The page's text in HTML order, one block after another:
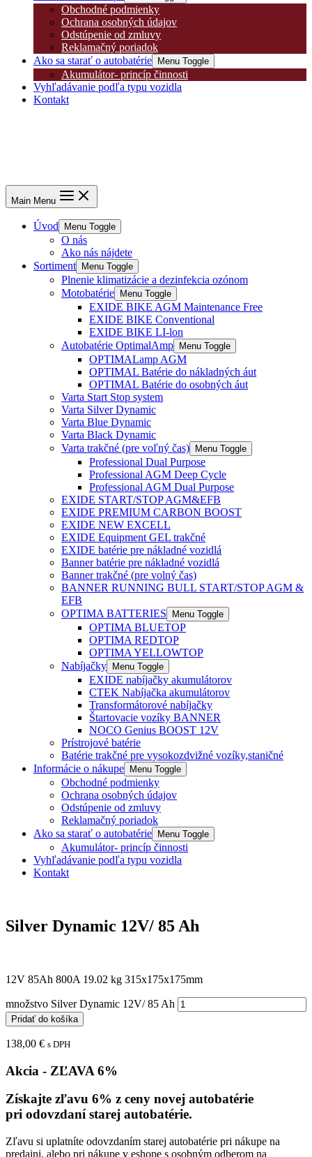
Obchodné podmienky
Ochrana osobných údajov
Odstúpenie od zmluvy
Reklamačný poriadok
Ako sa starať o autobatérie
Menu Toggle
Akumulátor- princíp činnosti
Vyhľadávanie podľa typu vozidla
Kontakt
Main Menu
Úvod Menu Toggle
O nás
Ako nás nájdete
Sortiment
Menu Toggle
Plnenie klimatizácie a dezinfekcia ozónom
Motobatérie
Menu Toggle
EXIDE BIKE AGM Maintenance Free
EXIDE BIKE Conventional
EXIDE BIKE LI-lon
Autobatérie OptimalAmp
Menu Toggle
OPTIMALamp AGM
OPTIMAL Batérie do nákladných áut
OPTIMAL Batérie do osobných áut
Varta Start Stop system
Varta Silver Dynamic
Varta Blue Dynamic
Varta Black Dynamic
Varta trakčné (pre voľný čas)
Menu Toggle
Professional Dual Purpose
Professional AGM Deep Cycle
Professional AGM Dual Purpose
EXIDE START/STOP AGM&EFB
EXIDE PREMIUM CARBON BOOST
EXIDE NEW EXCELL
EXIDE Equipment GEL trakčné
EXIDE batérie pre nákladné vozidlá
Banner batérie pre nákladné vozidlá
Banner trakčné (pre volný čas)
BANNER RUNNING BULL START/STOP AGM &
EFB
OPTIMA BATTERIES
Menu Toggle
OPTIMA BLUETOP
OPTIMA REDTOP
OPTIMA YELLOWTOP
Nabíjačky
Menu Toggle
EXIDE nabíjačky akumulátorov
CTEK Nabíjačka akumulátorov
Transformátorové nabíjačky
Štartovacie vozíky BANNER
NOCO Genius BOOST 12V
Prístrojové batérie
Batérie trakčné pre vysokozdvižné vozíky,staničné
Informácie o nákupe
Menu Toggle
Obchodné podmienky
Ochrana osobných údajov
Odstúpenie od zmluvy
Reklamačný poriadok
Ako sa starať o autobatérie
Menu Toggle
Akumulátor- princíp činnosti
Vyhľadávanie podľa typu vozidla
Kontakt
Silver Dynamic 12V/ 85 Ah
12V 85Ah 800A 19.02 kg 315x175x175mm
množstvo Silver Dynamic 12V/ 85 Ah
Pridať do košíka
138,00 € s DPH
Akcia - ZĽAVA 6%
Získajte zľavu 6% z ceny novej autobatérie
pri odovzdaní starej autobatérie.
Zľavu si uplatníte odovzdaním starej autobatérie pri nákupe na
predajni, alebo pri nákupe v eshope s osobným odberom na